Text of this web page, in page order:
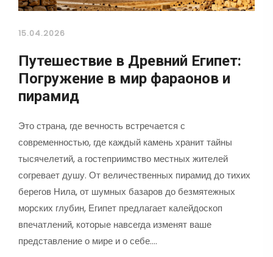
15.04.2026
Путешествие в Древний Египет:
Погружение в мир фараонов и
пирамид
Это страна, где вечность встречается с
современностью, где каждый камень хранит тайны
тысячелетий, а гостеприимство местных жителей
согревает душу. От величественных пирамид до тихих
берегов Нила, от шумных базаров до безмятежных
морских глубин, Египет предлагает калейдоскоп
впечатлений, которые навсегда изменят ваше
представление о мире и о себе.…